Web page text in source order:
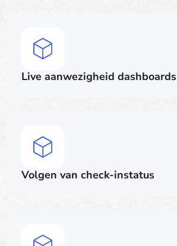
Live aanwezigheid dashboards
Volgen van check-instatus